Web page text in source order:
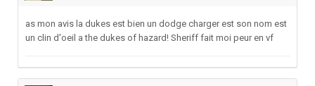
as mon avis la dukes est bien un dodge charger est son nom est
un clin d'oeil a the dukes of hazard! Sheriff fait moi peur en vf